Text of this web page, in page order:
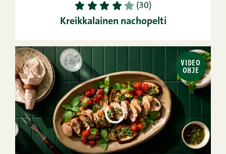
1 2 3 4 5 (30)
Kreikkalainen nachopelti
VIDEO
OHJE